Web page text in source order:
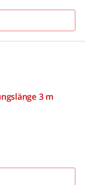
3 m